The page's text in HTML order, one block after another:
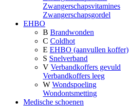
Zwangerschapsvitamines
Zwangerschapsgordel
EHBO
B Brandwonden
C Coldhot
E EHBO (aanvullen koffer)
S Snelverband
V Verbandkoffers gevuld
Verbandkoffers leeg
W Wondspoeling
Wondontsmetting
Medische schoenen